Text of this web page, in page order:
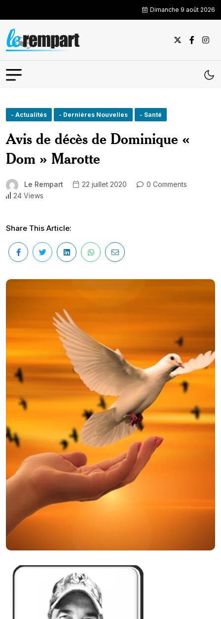
Dimanche 9 août 2026
- Actualités - Derniéres Nouvelles - Santé
Avis de décès de Dominique «
Dom » Marotte
Le Rempart 22 juillet 2020
0 Comments
24 Views
Share This Article: